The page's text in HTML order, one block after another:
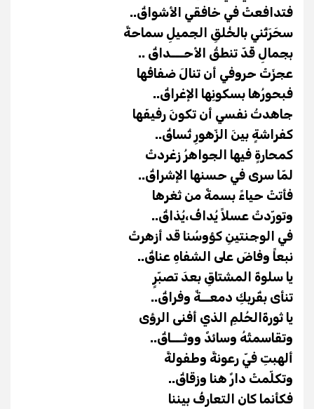
فتدافعتْ في خافقي الأشواقُ..
سحَرَتْني بالخُلقِ الجميلِ سماحةً
بجمالِ قَدّ تنطقُ الأحـــداقُ ..
عجزَتْ حروفي أن تنالَ ضفافَها
فبحورُها بسكونِها الإغراقُ..
جاهدتُ نفسي أن تكونَ رفيفَها
كفراشةٍ بينَ الزّهورِ تُساقُ..
كمحارةٍ فيها الجواهرُ زغردتْ
لمّا سرى في حسنها الإشراقُ..
فأتتْ حياءً بسمةٌ من ثغرها
وتورّدتْ عسلاً يُدافُ،يُذاقُ..
في الوجنتينِ كؤوسُنا قد أزهرتْ
نبعاً وفاضَ على الشفاهِ عناقُ..
يا سلوةَ المشتاقِ بعدَ تصبّرٍ
تنأى بقُربِكِ دمعــةٌ وفراقُ..
يا ثورةَالحُلمِ الذي أفنى الرؤى
وتقاسمتْهُ وسائدٌ ووثـــاقُ..
ألهبتِ فيّ رعونةً وطفولةً
وتكلّمتْ دارٌ هنا وزقاقُ..
فكأنما كان التعارفُ بيننا